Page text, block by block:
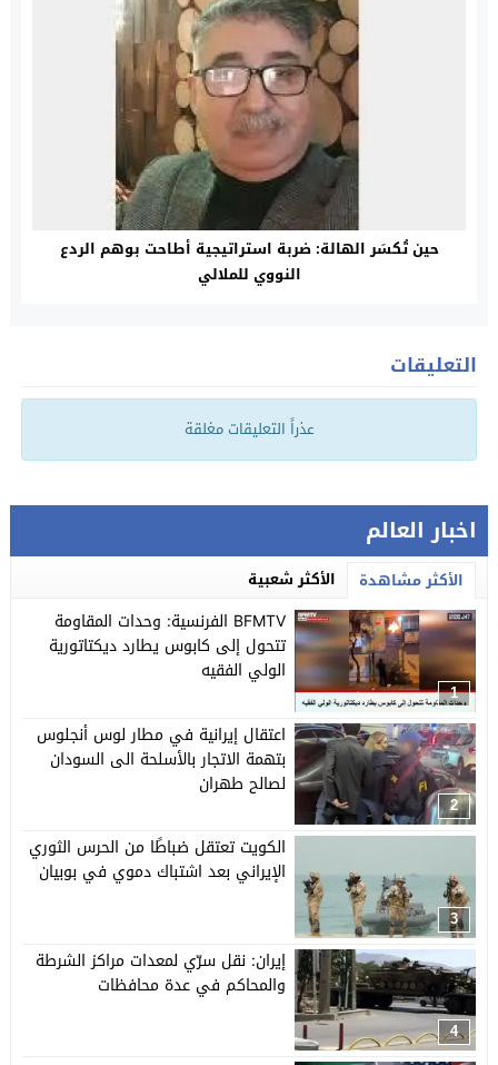
حين تُكسَر الهالة: ضربة استراتيجية أطاحت بوهم الردع
النووي للملالي
التعليقات
عذراً التعليقات مغلقة
اخبار العالم
الأكثر مشاهدة الأكثر شعبية
1
BFMTV الفرنسية: وحدات المقاومة
تتحول إلى كابوس يطارد ديكتاتورية
الولي الفقيه
2
اعتقال إيرانية في مطار لوس أنجلوس
بتهمة الاتجار بالأسلحة الى السودان
لصالح طهران
3
الكويت تعتقل ضباطًا من الحرس الثوري
الإيراني بعد اشتباك دموي في بوبيان
4
إيران: نقل سرّي لمعدات مراكز الشرطة
والمحاكم في عدة محافظات